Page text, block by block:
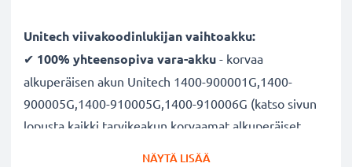
Unitech viivakoodinlukijan vaihtoakku:
✔ 100% yhteensopiva vara-akku - korvaa
alkuperäisen akun Unitech 1400-900001G,1400-
900005G,1400-910005G,1400-910006G (katso sivun
lopusta kaikki tarvikeakun korvaamat alkuperäiset
NÄYTÄ LISÄÄ